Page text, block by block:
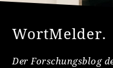
WortMelder.
Der Forschungsblog